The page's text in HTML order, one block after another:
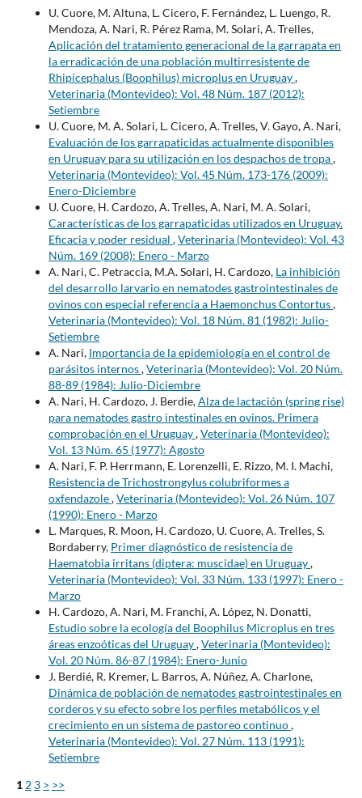
U. Cuore, M. Altuna, L. Cicero, F. Fernández, L. Luengo, R.
Mendoza, A. Nari, R. Pérez Rama, M. Solari, A. Trelles,
Aplicación del tratamiento generacional de la garrapata en
la erradicación de una población multirresistente de
Rhipicephalus (Boophilus) microplus en Uruguay,
Veterinaria (Montevideo): Vol. 48 Núm. 187 (2012):
Setiembre
U. Cuore, M. A. Solari, L. Cicero, A. Trelles, V. Gayo, A. Nari,
Evaluación de los garrapaticidas actualmente disponibles
en Uruguay para su utilización en los despachos de tropa,
Veterinaria (Montevideo): Vol. 45 Núm. 173-176 (2009):
Enero-Diciembre
U. Cuore, H. Cardozo, A. Trelles, A. Nari, M. A. Solari,
Características de los garrapaticidas utilizados en Uruguay.
Eficacia y poder residual ,Veterinaria (Montevideo): Vol. 43
Núm. 169 (2008): Enero - Marzo
A. Nari, C. Petraccia, M.A. Solari, H. Cardozo, La inhibición
del desarrollo larvario en nematodes gastrointestinales de
ovinos con especial referencia a Haemonchus Contortus,
Veterinaria (Montevideo): Vol. 18 Núm. 81 (1982): Julio-
Setiembre
A. Nari, Importancia de la epidemiología en el control de
parásitos internos,Veterinaria (Montevideo): Vol. 20 Núm.
88-89 (1984): Julio-Diciembre
A. Nari, H. Cardozo, J. Berdie,Alza de lactación (spring rise)
para nematodes gastro intestinales en ovinos. Primera
comprobación en el Uruguay,Veterinaria (Montevideo):
Vol. 13 Núm. 65 (1977): Agosto
A. Nari, F. P. Herrmann, E. Lorenzelli, E. Rizzo, M. I. Machi,
Resistencia de Trichostrongylus colubriformes a
oxfendazole,Veterinaria (Montevideo): Vol. 26 Núm. 107
(1990): Enero - Marzo
L. Marques, R. Moon, H. Cardozo, U. Cuore, A. Trelles, S.
Bordaberry, Primer diagnóstico de resistencia de
Haematobia irritans (diptera: muscidae) en Uruguay,
Veterinaria (Montevideo): Vol. 33 Núm. 133 (1997): Enero -
Marzo
H. Cardozo, A. Nari, M. Franchi, A. López, N. Donatti,
Estudio sobre la ecología del Boophilus Microplus en tres
áreas enzoóticas del Uruguay,Veterinaria (Montevideo):
Vol. 20 Núm. 86-87 (1984): Enero-Junio
J. Berdié, R. Kremer, L. Barros, A. Núñez, A. Charlone,
Dinámica de población de nematodes gastrointestinales en
corderos y su efecto sobre los perfiles metabólicos y el
crecimiento en un sistema de pastoreo continuo,
Veterinaria (Montevideo): Vol. 27 Núm. 113 (1991):
Setiembre
1 2 3 > >>